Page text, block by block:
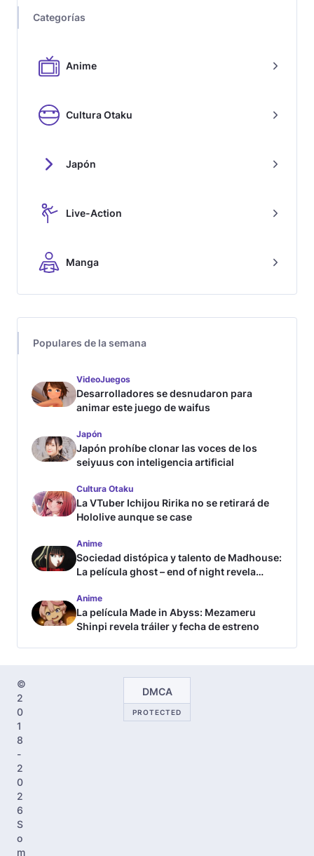
Categorías
Anime
Cultura Otaku
Japón
Live-Action
Manga
Populares de la semana
VideoJuegos
Desarrolladores se desnudaron para
animar este juego de waifus
Japón
Japón prohíbe clonar las voces de los
seiyuus con inteligencia artificial
Cultura Otaku
La VTuber Ichijou Ririka no se retirará de
Hololive aunque se case
Anime
Sociedad distópica y talento de Madhouse:
La película ghost – end of night revela
Anime
La película Made in Abyss: Mezameru
Shinpi revela tráiler y fecha de estreno
©
2
0
1
8
-
2
0
2
6
S
o
m
DMCA
PROTECTED